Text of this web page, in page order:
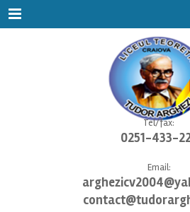
Menu
Tel/fax:
0251-433-
Email: